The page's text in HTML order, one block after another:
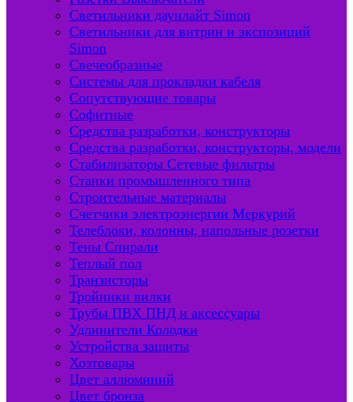
Светильники даунлайт Simon
Светильники для витрин и экспозиций
Simon
Свечеобразные
Системы для прокладки кабеля
Сопутствующие товары
Софитные
Средства разработки, конструкторы
Средства разработки, конструкторы, модели
Стабилизаторы Сетевые фильтры
Станки промышленного типа
Строительные материалы
Счетчики электроэнергии Меркурий
Телеблоки, колонны, напольные розетки
Тены Спирали
Теплый пол
Транзисторы
Тройники вилки
Трубы ПВХ ПНД и аксессуары
Удлинители Колодки
Устройства защиты
Хозтовары
Цвет аллюминий
Цвет бронза